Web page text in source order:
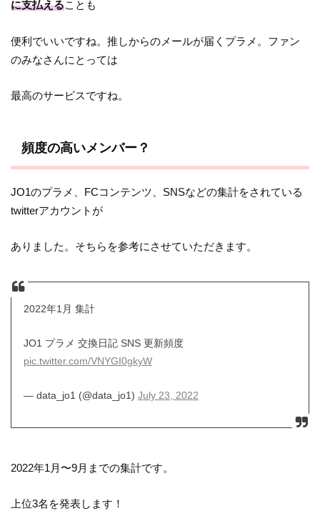
に支払えることも
便利でいいですね。推しからのメールが届くプラメ。ファン
のみなさんにとっては
最高のサービスですね。
頻度の高いメンバー？
JO1のプラメ、FCコンテンツ、SNSなどの集計をされている
twitterアカウントが
ありました。そちらを参考にさせていただきます。
2022年1月 集計
JO1 プラメ 交換日記 SNS 更新頻度
pic.twitter.com/VNYGI0gkyW
— data_jo1 (@data_jo1) July 23, 2022
2022年1月〜9月までの集計です。
上位3名を発表します！